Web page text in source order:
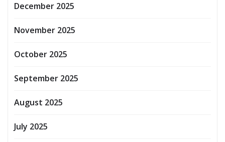
December 2025
November 2025
October 2025
September 2025
August 2025
July 2025